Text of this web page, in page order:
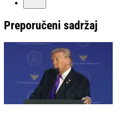
Preporučeni sadržaj